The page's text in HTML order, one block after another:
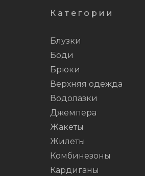
Категории
Блузки
Боди
Брюки
Верхняя одежда
Водолазки
Джемпера
Жакеты
Жилеты
Комбинезоны
Кардиганы